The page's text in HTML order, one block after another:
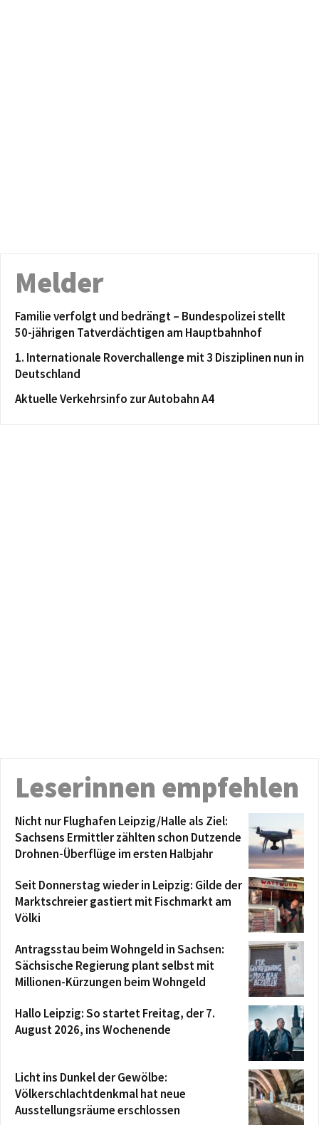
Melder
Familie verfolgt und bedrängt – Bundespolizei stellt
50-jährigen Tatverdächtigen am Hauptbahnhof
1. Internationale Roverchallenge mit 3 Disziplinen nun in
Deutschland
Aktuelle Verkehrsinfo zur Autobahn A4
Leserinnen empfehlen
Nicht nur Flughafen Leipzig/Halle als Ziel:
Sachsens Ermittler zählten schon Dutzende
Drohnen-Überflüge im ersten Halbjahr
Seit Donnerstag wieder in Leipzig: Gilde der
Marktschreier gastiert mit Fischmarkt am
Völki
Antragsstau beim Wohngeld in Sachsen:
Sächsische Regierung plant selbst mit
Millionen-Kürzungen beim Wohngeld
Hallo Leipzig: So startet Freitag, der 7.
August 2026, ins Wochenende
Licht ins Dunkel der Gewölbe:
Völkerschlachtdenkmal hat neue
Ausstellungsräume erschlossen